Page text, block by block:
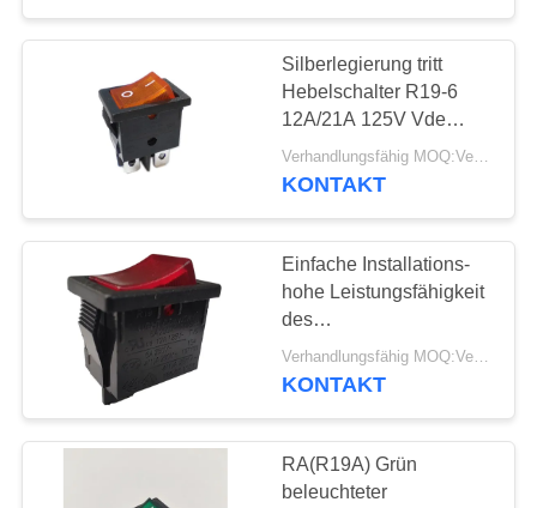
SHOW
FABRIK-
AUSFLUG
QUALITÄTSKONTROLLE
TRETEN
SIE
Thermostat des
automatischen
Zurücksetzens
47
Handrücksteller-
Thermostat
20
Silberlegierung tritt
Hebelschalter R19-6
12A/21A 125V Vde
ENEC MIT
Wechselstrom-UL-CUL
Verhandlungsfähig MOQ:Verhandelbar
KONTAKT
Einfache Installations-
hohe Leistungsfähigkeit
des
PA66-/PCwohnungs-
Rocker-elektrische
Verhandlungsfähig MOQ:Verhandelbar
KONTAKT
RA(R19A) Grün
beleuchteter